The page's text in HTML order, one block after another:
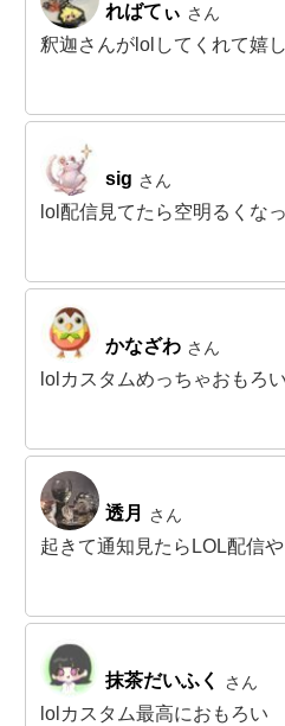
ればてぃ さん
釈迦さんがlolしてくれて嬉
sig さん
lol配信見てたら空明るくな
かなざわ さん
lolカスタムめっちゃおもろい
透月 さん
起きて通知見たらLOL配信
抹茶だいふく さん
lolカスタム最高におもろい